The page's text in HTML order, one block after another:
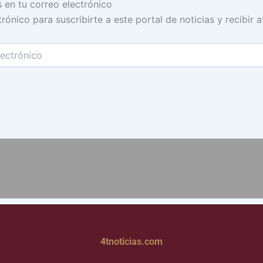
en tu correo electrónico
para suscribirte a este portal de noticias y recibir
4tnoticias.com